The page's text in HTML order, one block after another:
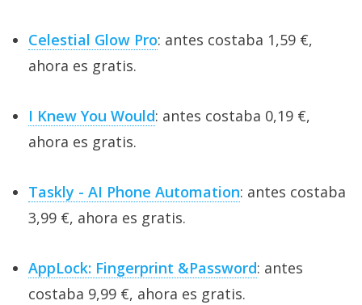
Celestial Glow Pro: antes costaba 1,59 €,
ahora es gratis.
I Knew You Would: antes costaba 0,19 €,
ahora es gratis.
Taskly - AI Phone Automation: antes costaba
3,99 €, ahora es gratis.
AppLock: Fingerprint &Password: antes
costaba 9,99 €, ahora es gratis.